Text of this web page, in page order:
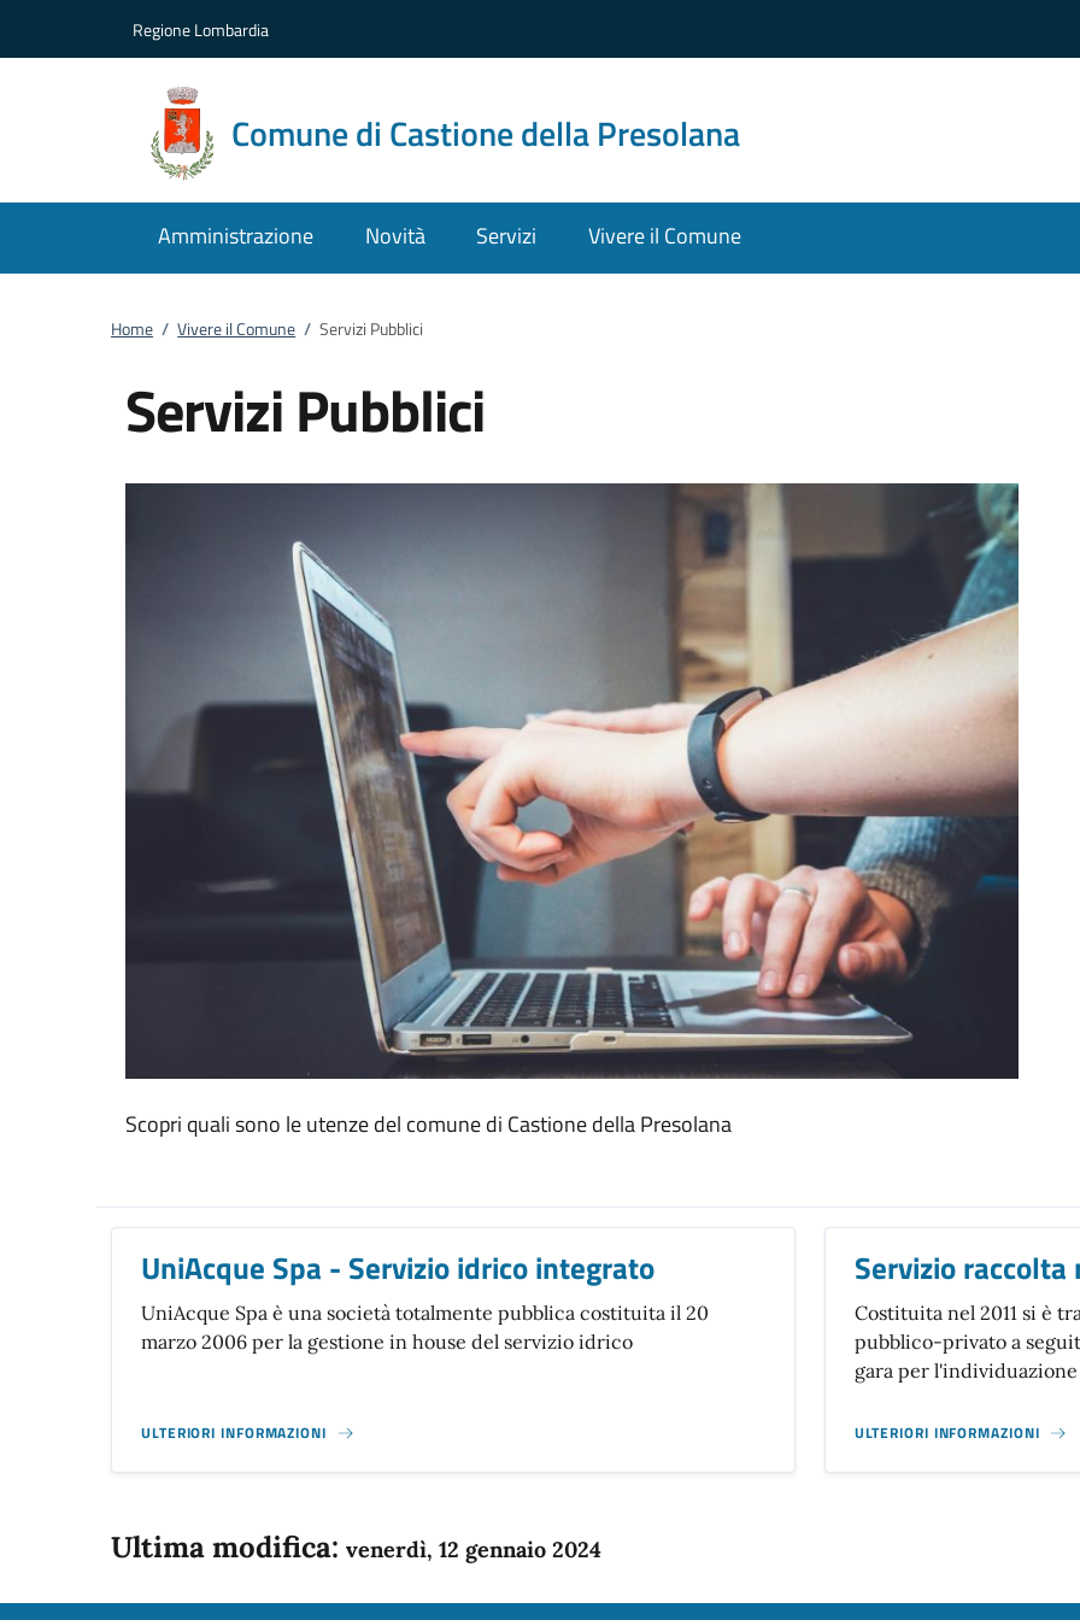
Regione Lombardia
Comune di Castione della Presolana
Amministrazione Novità Servizi Vivere il Comune
Home / Vivere il Comune / Servizi Pubblici
Servizi Pubblici
Scopri quali sono le utenze del comune di Castione della Presolana
UniAcque Spa - Servizio idrico integrato
UniAcque Spa è una società totalmente pubblica costituita il 20
marzo 2006 per la gestione in house del servizio idrico
ULTERIORI INFORMAZIONI
Servizio raccolta
Costituita nel 2011 si è
pubblico-privato a
gara per
ULTERIORI INFORMAZIONI
Ultima modifica: venerdì, 12 gennaio 2024